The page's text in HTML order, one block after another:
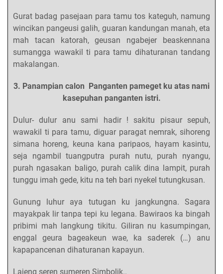
Gurat badag pasejaan para tamu tos kateguh, namung
wincikan pangeusi galih, guaran kandungan manah, eta
mah tacan katorah, geusan ngabejer beaskennana
sumangga wawakil ti para tamu dihaturanan tandang
makalangan.
3. Panampian calon Panganten pameget ku atas nami
kasepuhan panganten istri.
Dulur- dulur anu sami hadir ! sakitu pisaur sepuh,
wawakil ti para tamu, diguar paragat nemrak, sihoreng
simana horeng, keuna kana paripaos, hayam kasintu,
seja ngambil tuangputra purah nutu, purah nyangu,
purah ngasakan baligo, purah calik dina lampit, purah
tunggu imah gede, kitu na teh bari nyekel tutungkusan.
Gunung luhur aya tutugan ku jangkungna. Sagara
mayakpak lir tanpa tepi ku legana. Bawiraos ka bingah
pribimi mah langkung tikitu. Giliran nu kasumpingan,
enggal geura bageakeun wae, ka saderek (…) anu
kapapancenan dihaturanan kapayun.
Lajeng seren sumeren Simbolik..